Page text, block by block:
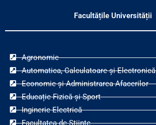
Facultățile Universității
Agronomie
Automatica, Calculatoare și Electronică
Economie și Administrarea Afacerilor
Educație Fizică și Sport
Inginerie Electrică
Facultatea de Științe